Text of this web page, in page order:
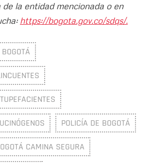
de la entidad mencionada o en
https://bogota.gov.co/sdqs/.
POLICÍA DE BOGOTÁ
CAMINA SEGURA